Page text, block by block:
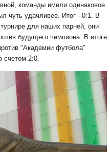
команды имели одинаковое
чуть удачливее. Итог - 0:1. В
для наших парней, они
будущего чемпиона. В итоге
"Академии футбола"
счетом 2:0.